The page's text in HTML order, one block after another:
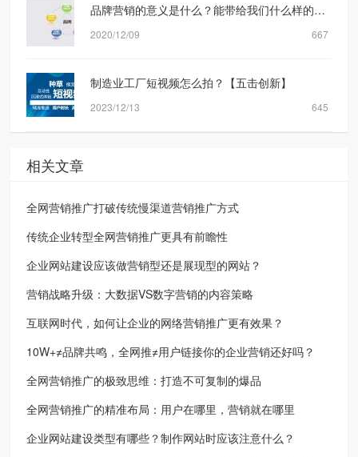
品牌营销的意义是什么？能带给我们什么样的转化？
2020/12/09 667
制造业工厂短视频怎么拍？【五击创新】
2023/12/13 645
相关文章
全网营销推广打破传统慢渠道营销推广方式
传统企业转型全网营销推广更具有前瞻性
企业网站建设应该做营销型还是展现型的网站？
营销战略升级：大数据VS数字营销的内容策略
互联网时代，如何让企业的网络营销推广更有效果？
10W+≠品牌共鸣，全网推≠用户链接你的企业营销还好吗？
全网营销推广的极致思维：打造不可复制的爆品
全网营销推广的精准布局：用户在哪里，营销就在哪里
企业网站建设类型有哪些？制作网站时应该注意什么？